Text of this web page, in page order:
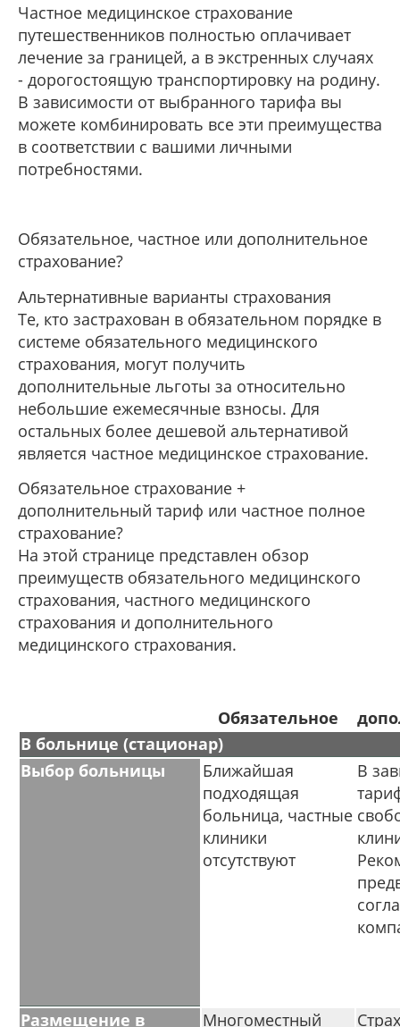
Частное медицинское страхование
путешественников полностью оплачивает
лечение за границей, а в экстренных случаях
- дорогостоящую транспортировку на родину.
В зависимости от выбранного тарифа вы
можете комбинировать все эти преимущества
в соответствии с вашими личными
потребностями.
Обязательное, частное или дополнительное
страхование?
Альтернативные варианты страхования
Те, кто застрахован в обязательном порядке в
системе обязательного медицинского
страхования, могут получить
дополнительные льготы за относительно
небольшие ежемесячные взносы. Для
остальных более дешевой альтернативой
является частное медицинское страхование.
Обязательное страхование +
дополнительный тариф или частное полное
страхование?
На этой странице представлен обзор
преимуществ обязательного медицинского
страхования, частного медицинского
страхования и дополнительного
медицинского страхования.
Обязательное
В больнице (стационар)
Выбор больницы
Ближайшая
подходящая
больница, частные
клиники
отсутствуют
В
Размещение в Многоместный